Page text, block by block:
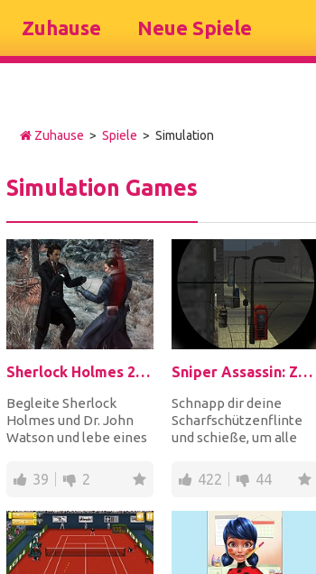
Zuhause Neue Spiele
Zuhause > Spiele > Simulation
Simulation Games
Sherlock Holmes 2: A Game of Shadows Checkmate
Begleite Sherlock
Holmes und Dr. John
Watson und lebe eines
Abenteuer deines Leb...
39 2
Sniper Assassin: Zombies
Schnapp dir deine
Scharfschützenflinte
und schieße, um alle
Zombies zu töten, um
dich zu...
422 44